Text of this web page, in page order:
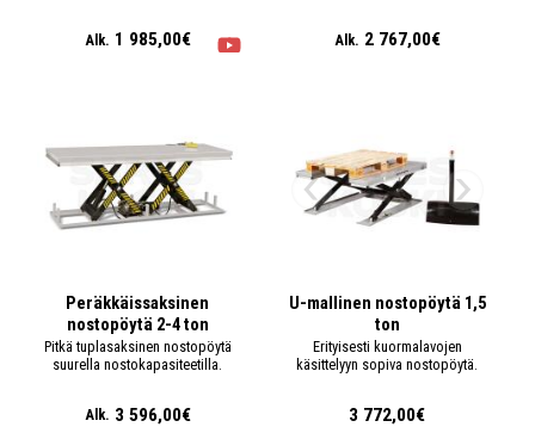
Alk. 1 985,00€ Alk. 2 767,00€
Peräkkäissaksinen
nostopöytä 2-4 ton
Pitkä tuplasaksinen nostopöytä
suurella nostokapasiteetilla.
Alk. 3 596,00€
U-mallinen nostopöytä 1,5
ton
Erityisesti kuormalavojen
käsittelyyn sopiva nostopöytä.
3 772,00€